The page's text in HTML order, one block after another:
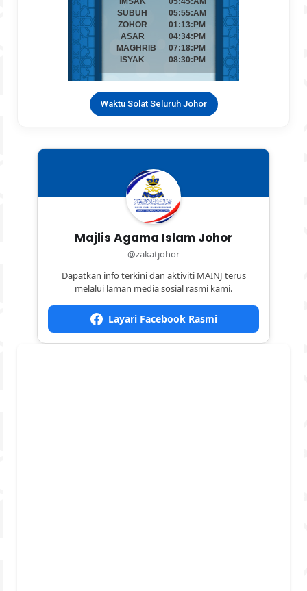
Waktu Solat Seluruh Johor
Majlis Agama Islam Johor
@zakatjohor
Dapatkan info terkini dan aktiviti MAINJ terus
melalui laman media sosial rasmi kami.
Layari Facebook Rasmi